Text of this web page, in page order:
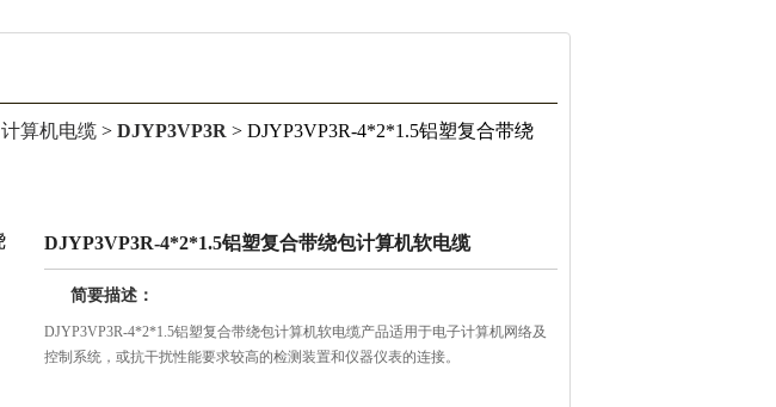
计算机电缆 > DJYP3VP3R > DJYP3VP3R-4*2*1.5铝塑复合带绕
DJYP3VP3R-4*2*1.5铝塑复合带绕包计算机软电缆
简要描述：
DJYP3VP3R-4*2*1.5铝塑复合带绕包计算机软电缆产品适用于电子计算机网络及
控制系统，或抗干扰性能要求较高的检测装置和仪器仪表的连接。